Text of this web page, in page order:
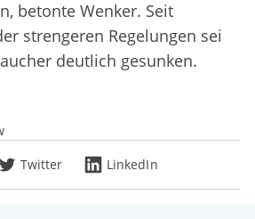
betonte Wenker. Seit
strengeren Regelungen sei
deutlich gesunken.
Twitter LinkedIn